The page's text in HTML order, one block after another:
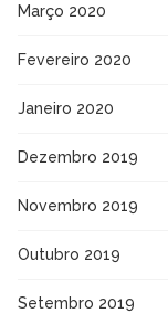
Março 2020
Fevereiro 2020
Janeiro 2020
Dezembro 2019
Novembro 2019
Outubro 2019
Setembro 2019